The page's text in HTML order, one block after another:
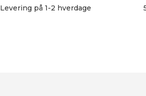
Levering på 1-2 hverdage